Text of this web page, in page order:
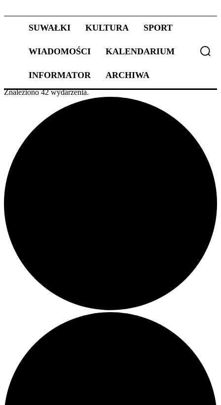
SUWAŁKI KULTURA SPORT
WIADOMOŚCI KALENDARIUM
INFORMATOR ARCHIWA
Znaleziono 42 wydarzenia.